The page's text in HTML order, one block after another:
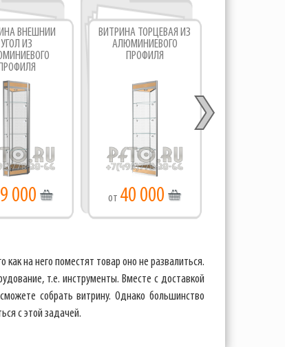
ВНЕШНИЙ
УГОЛ ИЗ
000
ВИТРИНА ТОРЦЕВАЯ ИЗ
АЛЮМИНИЕВОГО
ПРОФИЛЯ
от 40 000
как на него поместят товар оно не развалиться.
т.е. инструменты. Вместе с доставкой
собрать витрину. Однако большинство
с этой задачей.